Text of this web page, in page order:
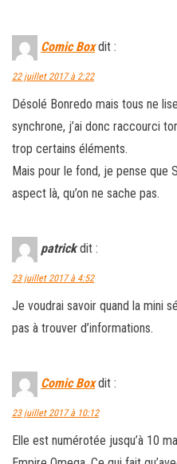
Comic Box dit :
22 juillet 2017 à 2:22
Désolé Bonredo mais tous ne
synchrone, j’ai donc raccourci
trop certains éléments.
Mais pour le fond, je pense que
aspect là, qu’on ne sache pas.
patrick dit :
23 juillet 2017 à 4:52
Je voudrai savoir quand la mini
pas à trouver d’informations.
Comic Box dit :
23 juillet 2017 à 10:12
Elle est numérotée jusqu’à 10